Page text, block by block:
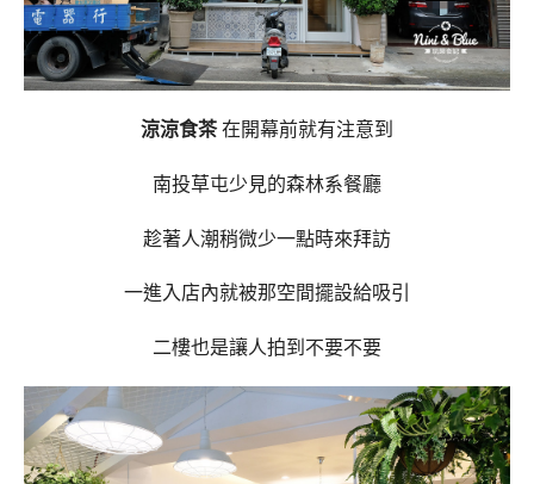
涼涼食茶在開幕前就有注意到
南投草屯少見的森林系餐廳
趁著人潮稍微少一點時來拜訪
一進入店內就被那空間擺設給吸引
二樓也是讓人拍到不要不要